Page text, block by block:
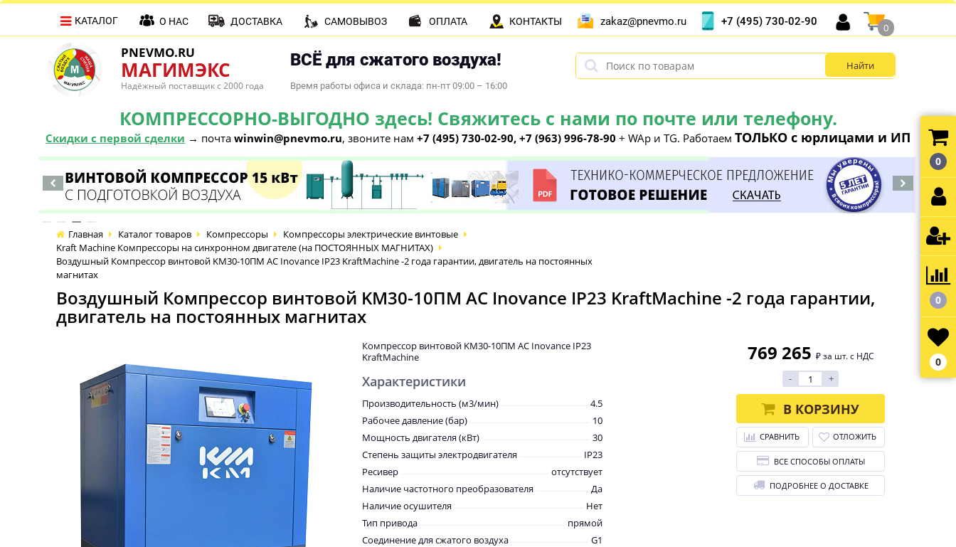
PNEVMO.RU
МАГИМЭКС
Надёжный поставщик с 2000 года
ВСЁ для сжатого воздуха!
Время работы офиса и склада: пн-пт 09:00 – 16:00
КОМПРЕССОРНО-ВЫГОДНО здесь! Свяжитесь с нами по почте или телефону.
Скидки с первой сделки → почта winwin@pnevmo.ru, звоните нам +7 (495) 730-02-90, +7 (963) 996-78-90 + WAp и TG. Работаем ТОЛЬКО с юрлицами и ИП
КАТАЛОГ О НАС ДОСТАВКА САМОВЫВОЗ ОПЛАТА КОНТАКТЫ zakaz@pnevmo.ru +7 (495) 730-02-90
0
Главная Каталог товаров Компрессоры
Компрессоры электрические винтовые
Kraft Machine Компрессоры на синхронном двигателе (на ПОСТОЯННЫХ МАГНИТАХ)
Воздушный Компрессор винтовой KM30-10ПМ AC Inovance IP23 KraftMachine -2 года гарантии, двигатель на постоянных
магнитах
Воздушный Компрессор винтовой KM30-10ПМ AC Inovance IP23 KraftMachine -2 года гарантии,
двигатель на постоянных магнитах
Компрессор винтовой KM30-10ПМ AC Inovance IP23
KraftMachine
Характеристики
Производительность (м3/мин)
4.5
Рабочее давление (бар)
10
Мощность двигателя (кВт)
30
Степень защиты электродвигателя
IP23
Ресивер
отсутствует
Наличие частотного преобразователя
Да
Наличие осушителя
Нет
Тип привода
прямой
Соединение для сжатого воздуха
G1
769 265 ₽ за шт. с НДС
- +
В КОРЗИНУ
СРАВНИТЬ ОТЛОЖИТЬ
ВСЕ СПОСОБЫ ОПЛАТЫ
ПОДРОБНЕЕ О ДОСТАВКЕ
0
0
0